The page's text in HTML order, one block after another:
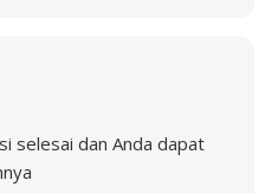
selesai dan Anda dapat